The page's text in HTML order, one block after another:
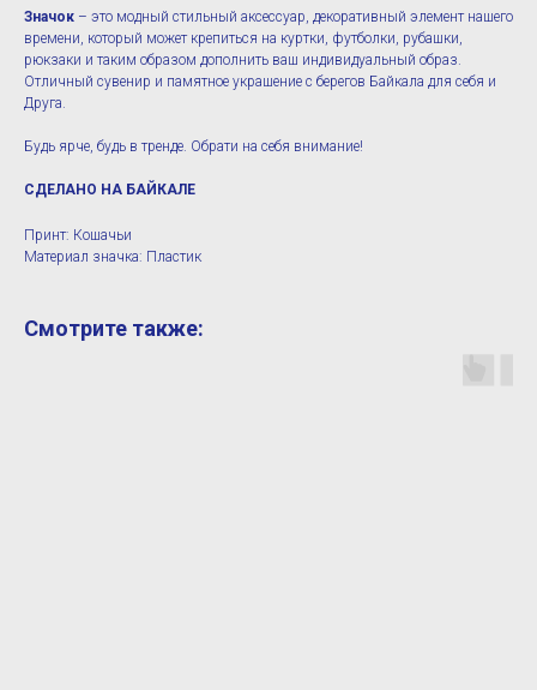
Значок – это модный стильный аксессуар, декоративный элемент нашего
времени, который может крепиться на куртки, футболки, рубашки,
рюкзаки и таким образом дополнить ваш индивидуальный образ.
Отличный сувенир и памятное украшение с берегов Байкала для себя и
Друга.
Будь ярче, будь в тренде. Обрати на себя внимание!
СДЕЛАНО НА БАЙКАЛЕ
Принт: Кошачьи
Материал значка: Пластик
Смотрите также: